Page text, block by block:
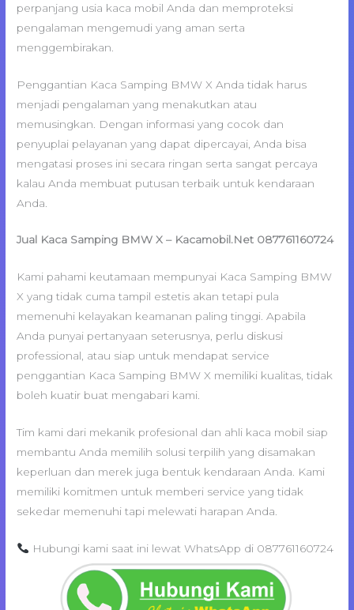
perpanjang usia kaca mobil Anda dan memproteksi
pengalaman mengemudi yang aman serta
menggembirakan.
Penggantian Kaca Samping BMW X Anda tidak harus
menjadi pengalaman yang menakutkan atau
memusingkan. Dengan informasi yang cocok dan
penyuplai pelayanan yang dapat dipercayai, Anda bisa
mengatasi proses ini secara ringan serta sangat percaya
kalau Anda membuat putusan terbaik untuk kendaraan
Anda.
Jual Kaca Samping BMW X – Kacamobil.Net 087761160724
Kami pahami keutamaan mempunyai Kaca Samping BMW
X yang tidak cuma tampil estetis akan tetapi pula
memenuhi kelayakan keamanan paling tinggi. Apabila
Anda punyai pertanyaan seterusnya, perlu diskusi
professional, atau siap untuk mendapat service
penggantian Kaca Samping BMW X memiliki kualitas, tidak
boleh kuatir buat mengabari kami.
Tim kami dari mekanik profesional dan ahli kaca mobil siap
membantu Anda memilih solusi terpilih yang disamakan
keperluan dan merek juga bentuk kendaraan Anda. Kami
memiliki komitmen untuk memberi service yang tidak
sekedar memenuhi tapi melewati harapan Anda.
Hubungi kami saat ini lewat WhatsApp di 087761160724